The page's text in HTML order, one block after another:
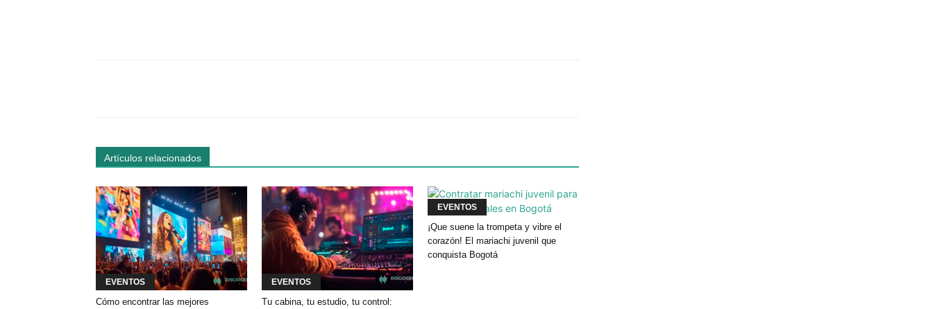
Artículos relacionados
EVENTOS
Cómo encontrar las mejores
EVENTOS
Tu cabina, tu estudio, tu control:
EVENTOS
¡Que suene la trompeta y vibre el
corazón! El mariachi juvenil que
conquista Bogotá